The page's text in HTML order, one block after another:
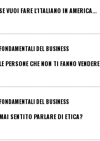
SE VUOI FARE L'ITALIANO IN AMERICA...
FONDAMENTALI DEL BUSINESS
LE PERSONE CHE NON TI FANNO VENDERE
FONDAMENTALI DEL BUSINESS
MAI SENTITO PARLARE DI ETICA?